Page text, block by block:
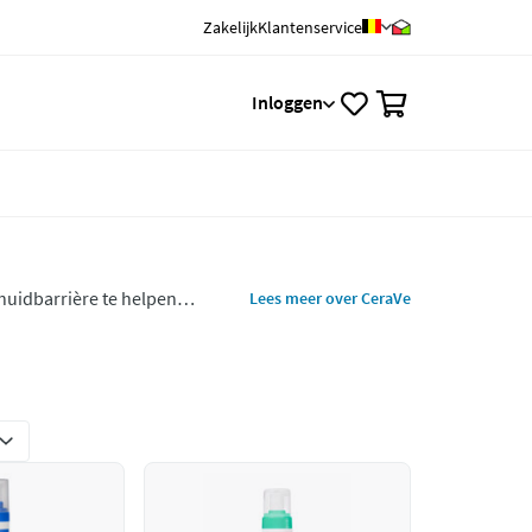
ZakelijkKlantenservice
Inloggen
te helpen Lees meer over CeraVe